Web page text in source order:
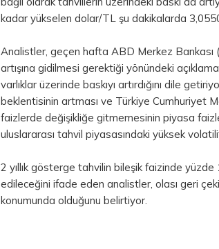
kadar yükselen dolar/TL şu dakikalarda
Analistler, geçen hafta ABD Merkez Bankası
artışına gidilmesi gerektiği yönündeki
varlıklar üzerinde baskıyı artırdığını dile
beklentisinin artması ve Türkiye Cumhuriyet
faizlerde değişikliğe gitmemesinin piyasa
uluslararası tahvil piyasasındaki yüksek
2 yıllık gösterge tahvilin bileşik faizinde
edileceğini ifade eden analistler, olası geri
konumunda olduğunu belirtiyor.